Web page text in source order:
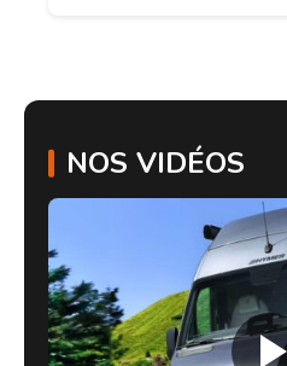
NOS VIDÉOS